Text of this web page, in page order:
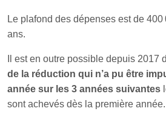
Le plafond des dépenses est de
ans.
Il est en outre possible depuis 2017
de la réduction qui n’a pu être
année sur les 3 années suivantes
sont achevés dès la première année.